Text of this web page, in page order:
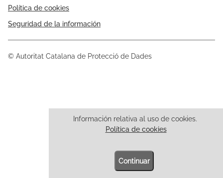
Información relativa al uso de cookies.
Política de cookies
Continuar
© Autoritat Catalana de Protecció de Dades
Política de cookies
Seguridad de la información